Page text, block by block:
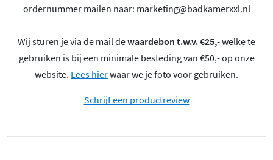
ordernummer mailen naar: marketing@badkamerxxl.nl
Wij sturen je via de mail dewaardebon t.w.v. €25,-welke te
gebruiken is bij een minimale besteding van €50,- op onze
website. Lees hierwaar we je foto voor gebruiken.
Schrijf een productreview